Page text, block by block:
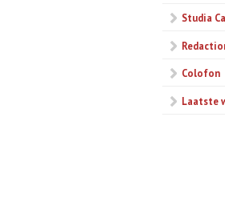
Studia
Colofon
Laatste